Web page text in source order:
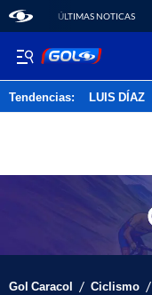
ÚLTIMAS NOTICAS
Tendencias: LUIS DÍAZ
Gol Caracol / Ciclismo /